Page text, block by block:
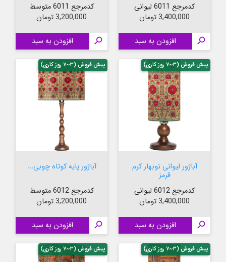
کدمرجع 6011 لیوانی
قیمت
3,400,000 تومان
 افزودن به سبد
کدمرجع 6011 متوسط
قیمت
3,200,000 تومان
 افزودن به سبد
آباژور لیوانی نوبهار کرم
قرمز
کدمرجع 6012 لیوانی
قیمت
3,400,000 تومان
 افزودن به سبد
پیش فروش (۳~۷ روز کاری)
آباژور پایه کوتاه چوبی...
کدمرجع 6012 متوسط
قیمت
3,200,000 تومان
 افزودن به سبد
پیش فروش (۳~۷ روز کاری)
پیش فروش (۳~۷ روز کاری) پیش فروش (۳~۷ روز کاری)